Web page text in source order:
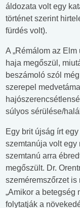
áldozata volt egy
történet szerint
fürdés volt).
A „Rémálom az
haja megőszül,
beszámoló szól
szerepel
súlyos sérülése/
Egy brit újság írt
szemtanúja volt egy
szemtanú arra
megőszült. Dr.
szeméremszőrzet is
„Amikor a betegség
folytatják a